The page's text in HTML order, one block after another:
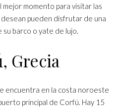
mejor momento para visitar las
desean pueden disfrutar de una
barco o yate de lujo.
Grecia
encuentra en la costa noroeste
principal de Corfú. Hay 15